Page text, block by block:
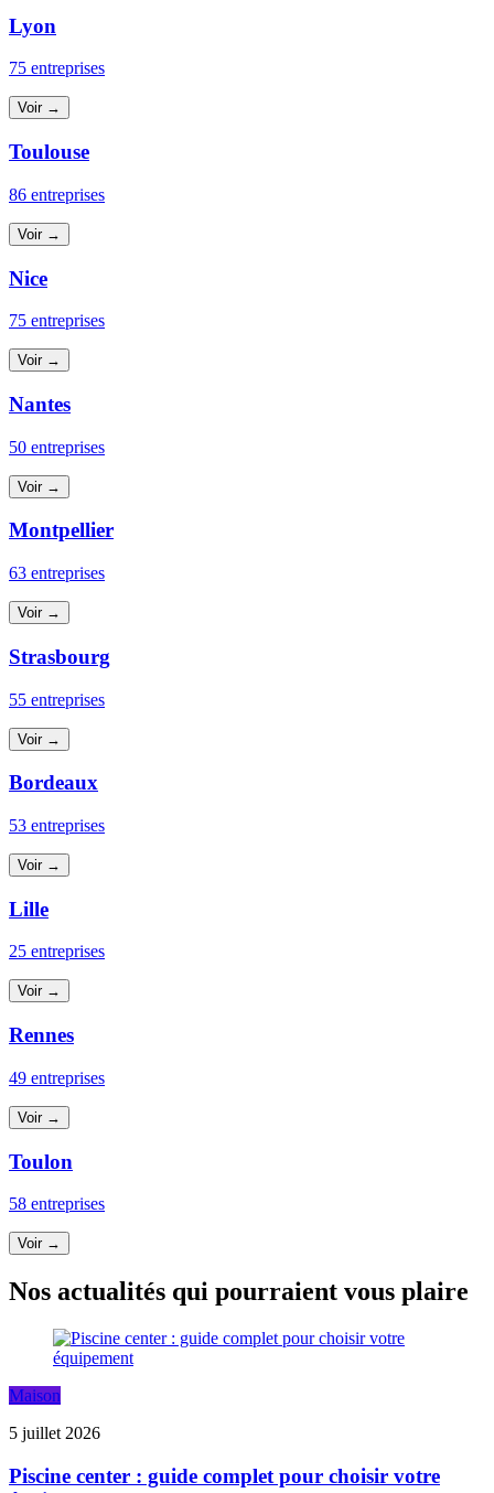
Lyon
75 entreprises
Voir →
Toulouse
86 entreprises
Voir →
Nice
75 entreprises
Voir →
Nantes
50 entreprises
Voir →
Montpellier
63 entreprises
Voir →
Strasbourg
55 entreprises
Voir →
Bordeaux
53 entreprises
Voir →
Lille
25 entreprises
Voir →
Rennes
49 entreprises
Voir →
Toulon
58 entreprises
Voir →
Nos actualités qui pourraient vous plaire
Maison
5 juillet 2026
Piscine center : guide complet pour choisir votre